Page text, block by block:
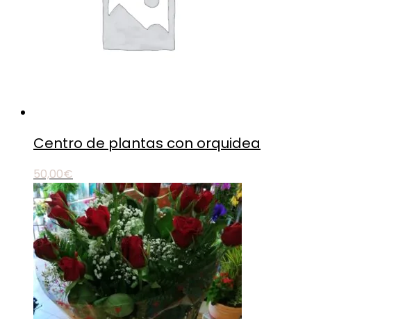
Centro de plantas con orquidea
50,00€